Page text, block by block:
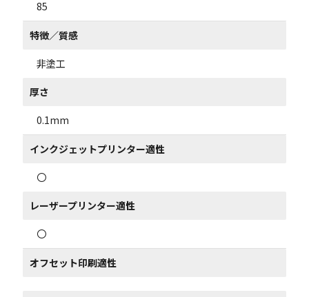
85
特徴／質感
非塗工
厚さ
0.1mm
インクジェットプリンター適性
〇
レーザープリンター適性
〇
オフセット印刷適性